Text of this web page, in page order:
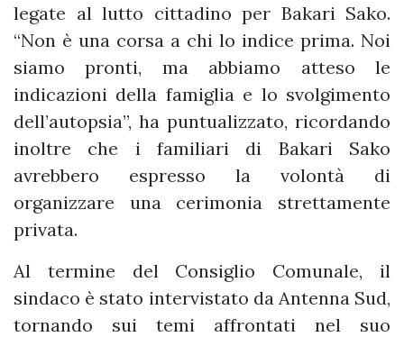
legate al lutto cittadino per Bakari Sako.
“Non è una corsa a chi lo indice prima. Noi
siamo pronti, ma abbiamo atteso le
indicazioni della famiglia e lo svolgimento
dell’autopsia”, ha puntualizzato, ricordando
inoltre che i familiari di Bakari Sako
avrebbero espresso la volontà di
organizzare una cerimonia strettamente
privata.
Al termine del Consiglio Comunale, il
sindaco è stato intervistato da Antenna Sud,
tornando sui temi affrontati nel suo